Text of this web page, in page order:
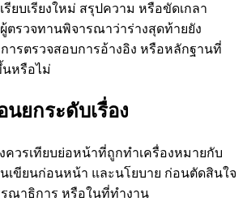
รียบเรียงใหม่ สรุปความ หรือขัดเกลา
ผู้ตรวจทานพิจารณาว่าร่างสุดท้ายยัง
การตรวจสอบการอ้างอิง หรือหลักฐานที่
หรือไม่
ยกระดับเรื่อง
วรเทียบย่อหน้าที่ถูกทำเครื่องหมายกับ
นเขียนก่อนหน้า และนโยบาย ก่อนตัดสินใจ
ณาธิการ หรือในที่ทำงาน